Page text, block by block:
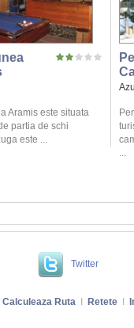
Aramis este situata
partia de schi
este ...
...
Twitter
Calculeaza Ruta Retete